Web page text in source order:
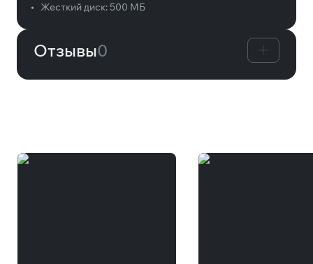
•
Жесткий диск: 500 МБ
Отзывы0